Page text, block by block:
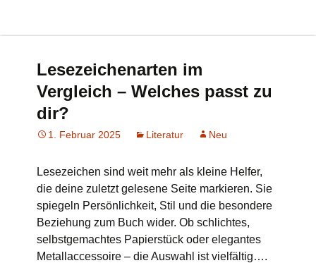
Lesezeichenarten im
Vergleich – Welches passt zu
dir?
1. Februar 2025 Literatur Neu
Lesezeichen sind weit mehr als kleine Helfer,
die deine zuletzt gelesene Seite markieren. Sie
spiegeln Persönlichkeit, Stil und die besondere
Beziehung zum Buch wider. Ob schlichtes,
selbstgemachtes Papierstück oder elegantes
Metallaccessoire – die Auswahl ist vielfältig….